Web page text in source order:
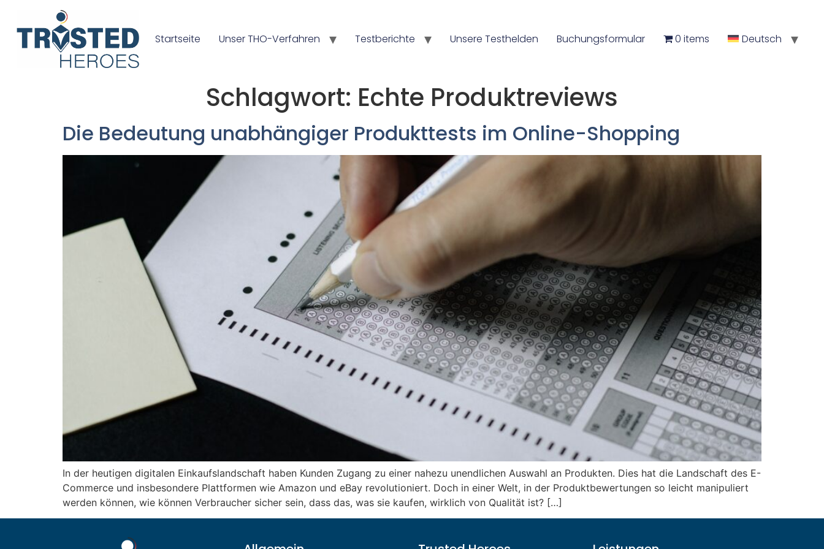
Startseite Unser THO-Verfahren Testberichte Unsere Testhelden Buchungsformular 0 items Deutsch
Schlagwort: Echte Produktreviews
Die Bedeutung unabhängiger Produkttests im Online-Shopping
In der heutigen digitalen Einkaufslandschaft haben Kunden Zugang zu einer nahezu unendlichen Auswahl an Produkten. Dies hat die Landschaft des E-
Commerce und insbesondere Plattformen wie Amazon und eBay revolutioniert. Doch in einer Welt, in der Produktbewertungen so leicht manipuliert
werden können, wie können Verbraucher sicher sein, dass das, was sie kaufen, wirklich von Qualität ist? […]